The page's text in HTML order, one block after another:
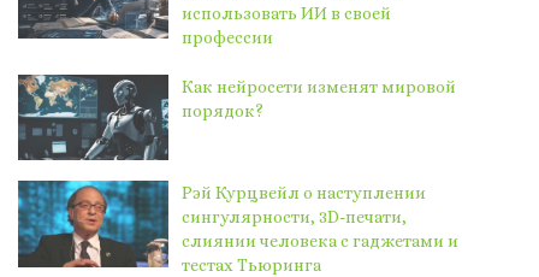
использовать ИИ в своей
профессии
Как нейросети изменят мировой
порядок?
Рэй Курцвейл о наступлении
сингулярности, 3D-печати,
слиянии человека с гаджетами и
тестах Тьюринга